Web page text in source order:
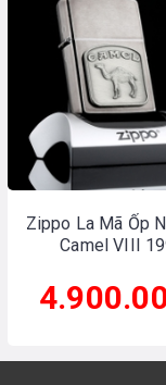
Zippo La Mã Ốp
Camel VIII